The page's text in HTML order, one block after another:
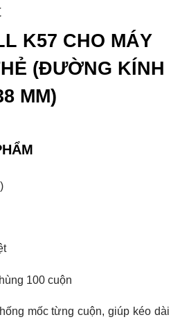
K57 CHO MÁY
(ĐƯỜNG KÍNH
MM)
100 cuộn
mốc từng cuộn, giúp kéo dài